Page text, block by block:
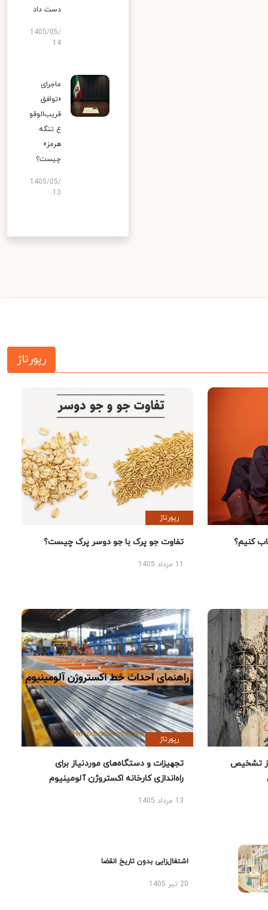
دست داد
1405/05/
14
ماجرای
«توافق
قریب‌الوقو
ع تنگه
هرمز»
چیست؟
1405/05/
13
رپورتاژ
کنیم؟
رپورتاژ
تفاوت جو پرک با جو دوسر پرک چیست؟
تشخیص
رپورتاژ
تجهیزات و دستگاه‌های موردنیاز برای
راه‌اندازی کارخانه اکستروژن آلومینیوم
13 مرداد 1405
اشتغال‌زایی بدون تاریخ انقضا
20 تیر 1405